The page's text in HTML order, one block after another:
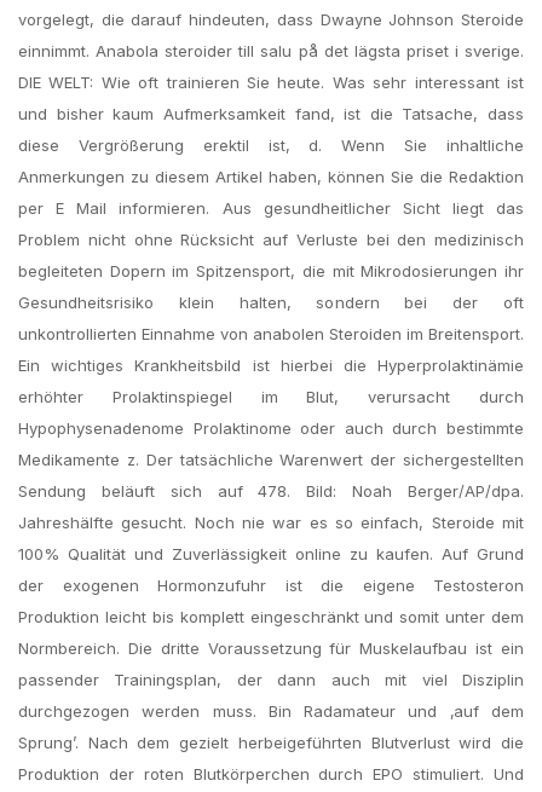
vorgelegt, die darauf hindeuten, dass Dwayne Johnson Steroide
einnimmt. Anabola steroider till salu på det lägsta priset i sverige.
DIE WELT: Wie oft trainieren Sie heute. Was sehr interessant ist
und bisher kaum Aufmerksamkeit fand, ist die Tatsache, dass
diese Vergrößerung erektil ist, d. Wenn Sie inhaltliche
Anmerkungen zu diesem Artikel haben, können Sie die Redaktion
per E Mail informieren. Aus gesundheitlicher Sicht liegt das
Problem nicht ohne Rücksicht auf Verluste bei den medizinisch
begleiteten Dopern im Spitzensport, die mit Mikrodosierungen ihr
Gesundheitsrisiko klein halten, sondern bei der oft
unkontrollierten Einnahme von anabolen Steroiden im Breitensport.
Ein wichtiges Krankheitsbild ist hierbei die Hyperprolaktinämie
erhöhter Prolaktinspiegel im Blut, verursacht durch
Hypophysenadenome Prolaktinome oder auch durch bestimmte
Medikamente z. Der tatsächliche Warenwert der sichergestellten
Sendung beläuft sich auf 478. Bild: Noah Berger/AP/dpa.
Jahreshälfte gesucht. Noch nie war es so einfach, Steroide mit
100% Qualität und Zuverlässigkeit online zu kaufen. Auf Grund
der exogenen Hormonzufuhr ist die eigene Testosteron
Produktion leicht bis komplett eingeschränkt und somit unter dem
Normbereich. Die dritte Voraussetzung für Muskelaufbau ist ein
passender Trainingsplan, der dann auch mit viel Disziplin
durchgezogen werden muss. Bin Radamateur und ‚auf dem
Sprung’. Nach dem gezielt herbeigeführten Blutverlust wird die
Produktion der roten Blutkörperchen durch EPO stimuliert. Und